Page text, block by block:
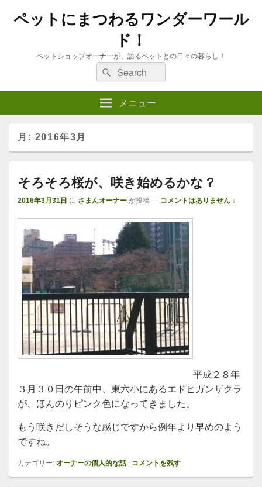
ペットにまつわるワンダーワール
ド！
ペットショップオーナーが、語るペットとの日々の暮らし！
検
索:
検
索
メニュー
月: 2016年3月
そろそろ桜が、咲き始めるかな？
2016年3月31日 に さまんオーナー が投稿 — コメントはありません ↓
平成２８年
３月３０日の午前中、東六小にあるエドヒガンザクラ
が、ほんのりピンク色になってきました。
もう咲きだしそうな感じですから例年より早めのよう
ですね。
カテゴリー: オーナーの個人的な話 コメントを残す